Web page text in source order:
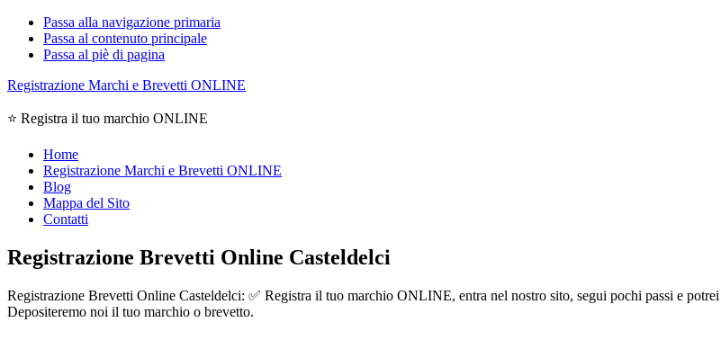
Passa alla navigazione primaria
Passa al contenuto principale
Passa al piè di pagina
Registrazione Marchi e Brevetti ONLINE
⭐ Registra il tuo marchio ONLINE
Home
Registrazione Marchi e Brevetti ONLINE
Blog
Mappa del Sito
Contatti
Registrazione Brevetti Online Casteldelci
Registrazione Brevetti Online Casteldelci: ✅ Registra il tuo marchio ONLINE, entra nel nostro sito, segui pochi passi e
Depositeremo noi il tuo marchio o brevetto.